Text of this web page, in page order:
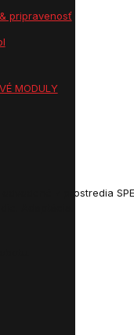
pripravenosť
MODULY
z prostredia
Adaptácia.